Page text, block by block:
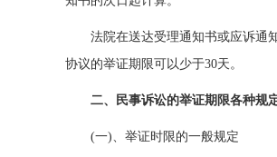
法院在送达受理通知书或应诉通
协议的举证期限可以少于30天。
二、民事诉讼的举证期限各种规
(一)、举证时限的一般规定